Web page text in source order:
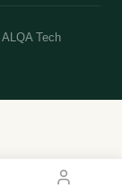
ALQA Tech